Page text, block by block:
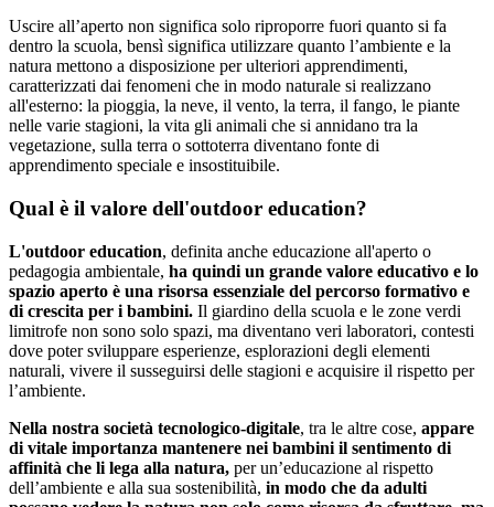
Uscire all’aperto non significa solo riproporre fuori quanto si fa
dentro la scuola, bensì significa utilizzare quanto l’ambiente e la
natura mettono a disposizione per ulteriori apprendimenti,
caratterizzati dai fenomeni che in modo naturale si realizzano
all'esterno: la pioggia, la neve, il vento, la terra, il fango, le piante
nelle varie stagioni, la vita gli animali che si annidano tra la
vegetazione, sulla terra o sottoterra diventano fonte di
apprendimento speciale e insostituibile.
Qual è il valore dell'outdoor education?
L'outdoor education, definita anche educazione all'aperto o
pedagogia ambientale, ha quindi un grande valore educativo e lo
spazio aperto è una risorsa essenziale del percorso formativo e
di crescita per i bambini. Il giardino della scuola e le zone verdi
limitrofe non sono solo spazi, ma diventano veri laboratori, contesti
dove poter sviluppare esperienze, esplorazioni degli elementi
naturali, vivere il susseguirsi delle stagioni e acquisire il rispetto per
l’ambiente.
Nella nostra società tecnologico-digitale, tra le altre cose, appare
di vitale importanza mantenere nei bambini il sentimento di
affinità che li lega alla natura, per un’educazione al rispetto
dell’ambiente e alla sua sostenibilità, in modo che da adulti